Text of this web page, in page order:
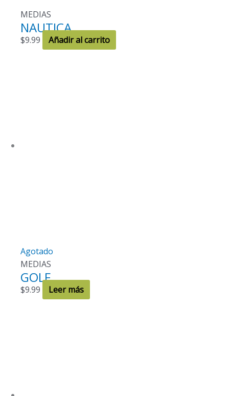
MEDIAS
NAUTICA
$9.99 Añadir al carrito
Agotado
MEDIAS
GOLF
$9.99 Leer más